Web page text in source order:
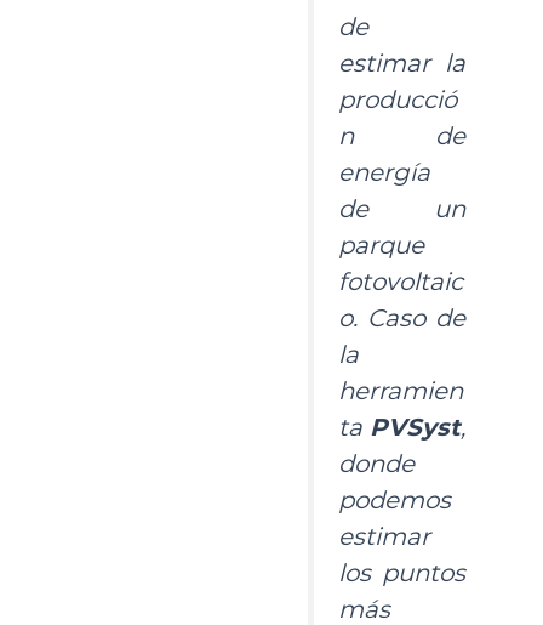
de
estimar la
producció
n de
energía
de un
parque
fotovoltaic
o. Caso de
la
herramien
ta PVSyst,
donde
podemos
estimar
los puntos
más